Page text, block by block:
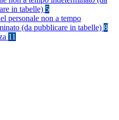
in tabelle) 5
personale non a tempo
(da pubblicare in tabelle) 8
11